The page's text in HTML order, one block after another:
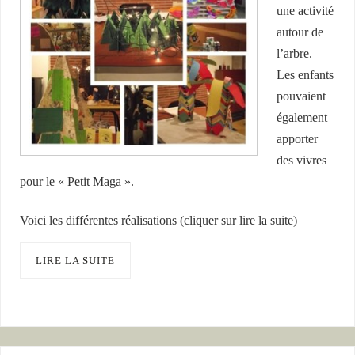
une activité
autour de
l’arbre.
Les enfants
pouvaient
également
apporter
des vivres
pour le « Petit Maga ».
Voici les différentes réalisations (cliquer sur lire la suite)
LIRE LA SUITE